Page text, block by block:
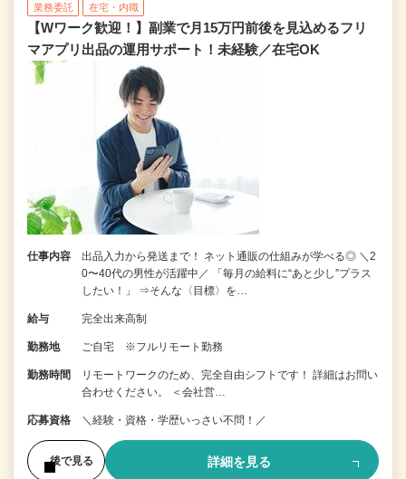
業務委託 在宅・内職
【Wワーク歓迎！】副業で月15万円前後を見込めるフリ
マアプリ出品の運用サポート！未経験／在宅OK
仕事内容
出品入力から発送まで！ ネット通販の仕組みが学べる◎ ＼2
0〜40代の男性が活躍中／ 「毎月の給料に“あと少し”プラス
したい！」 ⇒そんな〈目標〉を…
給与 完全出来高制
勤務地 ご自宅 ※フルリモート勤務
勤務時間
リモートワークのため、完全自由シフトです！ 詳細はお問い
合わせください。 ＜会社営…
応募資格 ＼経験・資格・学歴いっさい不問！／
後で見る 詳細を見る